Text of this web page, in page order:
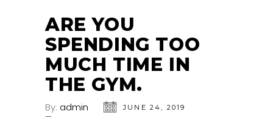
ARE YOU
SPENDING TOO
MUCH TIME IN
THE GYM.
By: admin
JUNE 24, 2019